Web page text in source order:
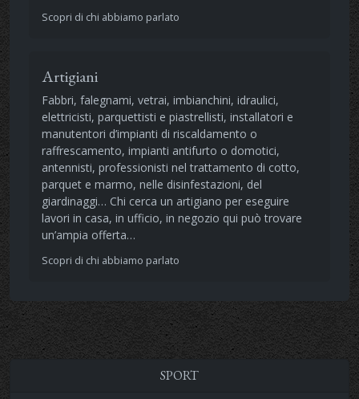
Scopri di chi abbiamo parlato
Artigiani
Fabbri, falegnami, vetrai, imbianchini, idraulici,
elettricisti, parquettisti e piastrellisti, installatori e
manutentori d’impianti di riscaldamento o
raffrescamento, impianti antifurto o domotici,
antennisti, professionisti nel trattamento di cotto,
parquet e marmo, nelle disinfestazioni, del
giardinaggi… Chi cerca un artigiano per eseguire
lavori in casa, in ufficio, in negozio qui può trovare
un’ampia offerta…
Scopri di chi abbiamo parlato
SPORT